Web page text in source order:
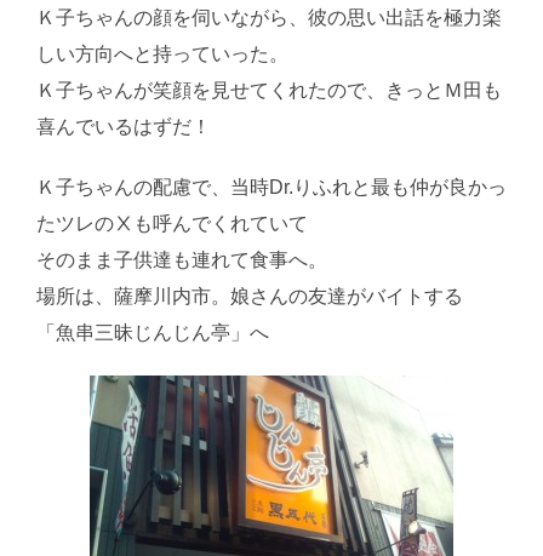
Ｋ子ちゃんの顔を伺いながら、彼の思い出話を極力楽
しい方向へと持っていった。
Ｋ子ちゃんが笑顔を見せてくれたので、きっとＭ田も
喜んでいるはずだ！
Ｋ子ちゃんの配慮で、当時Dr.りふれと最も仲が良かっ
たツレのⅩも呼んでくれていて
そのまま子供達も連れて食事へ。
場所は、薩摩川内市。娘さんの友達がバイトする
「魚串三昧じんじん亭」へ